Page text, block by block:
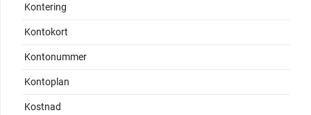
Kontering
Kontokort
Kontonummer
Kontoplan
Kostnad